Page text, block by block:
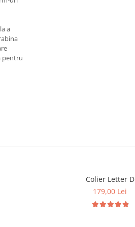
a
pentru
Colier Letter D
179,00 Lei